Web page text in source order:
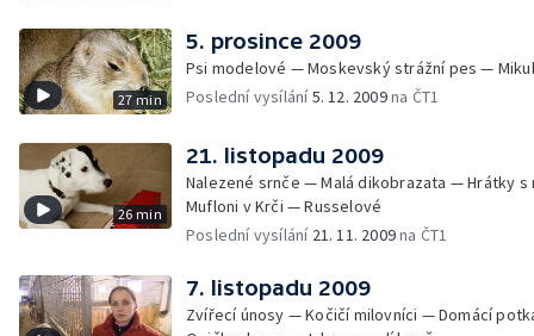
27 min
5. prosince 2009
Psi modelové — Moskevský strážní pes —
Poslední vysílání5. 12. 2009na ČT1
26 min
21. listopadu 2009
Nalezené srnče — Malá dikobrazata — Hrátky
Mufloni v Krči — Russelové
Poslední vysílání 21. 11. 2009na ČT1
7. listopadu 2009
Zvířecí únosy — Kočičí milovníci — Domácí